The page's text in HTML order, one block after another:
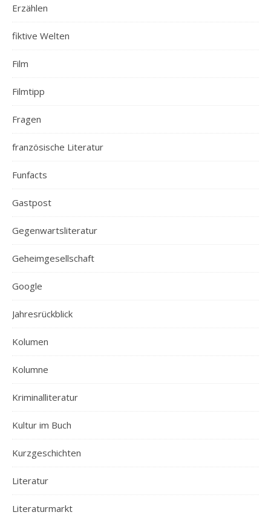
Erzählen
fiktive Welten
Film
Filmtipp
Fragen
französische Literatur
Funfacts
Gastpost
Gegenwartsliteratur
Geheimgesellschaft
Google
Jahresrückblick
Kolumen
Kolumne
Kriminalliteratur
Kultur im Buch
Kurzgeschichten
Literatur
Literaturmarkt